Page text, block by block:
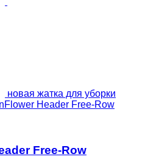
новая жатка для уборки
Header Free-Row
Free-Row